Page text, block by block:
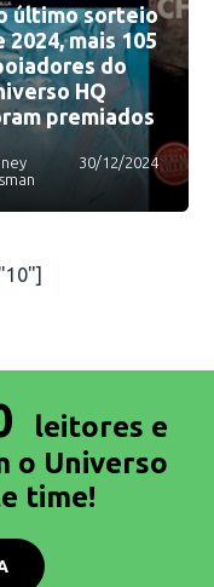
último sorteio
2024, mais 105
do
HQ
premiados
30/12/2024
leitores e
o Universo
time!